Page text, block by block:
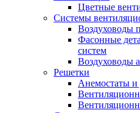
Цветные
Системы
Воздуховоды
Фасонные
систем
Воздуховоды
Решетки
Анемостаты